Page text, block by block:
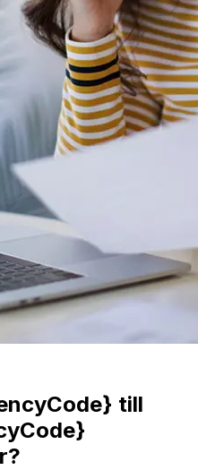
till